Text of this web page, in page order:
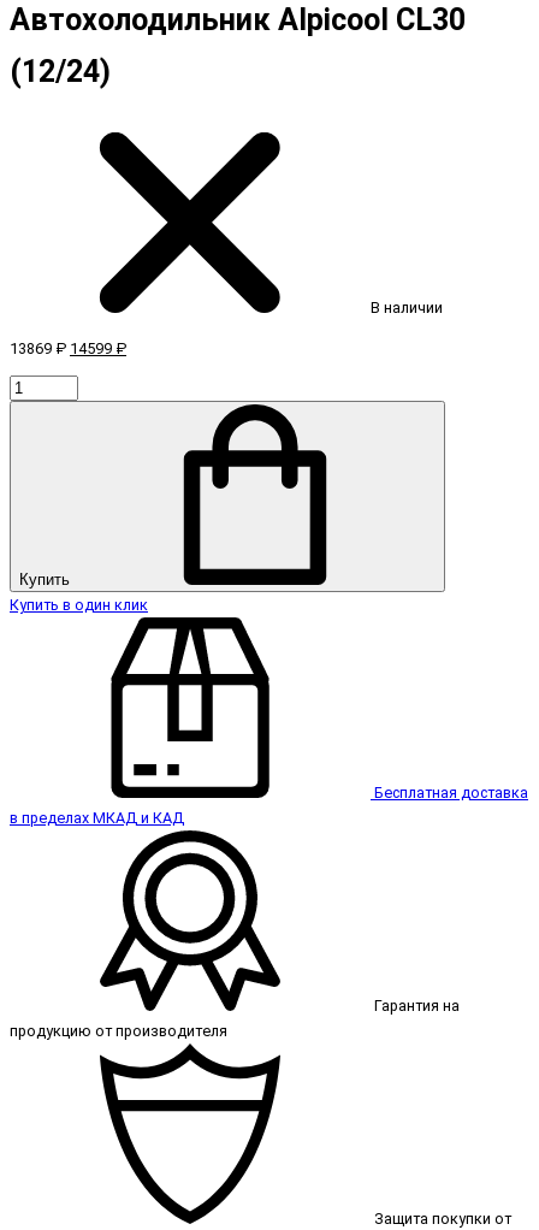
Автохолодильник Alpicool CL30
(12/24)
В наличии
13869 ₽ 14599 ₽
Купить
Купить в один клик
Бесплатная доставка
в пределах МКАД и КАД
Гарантия на
продукцию от производителя
Защита покупки от